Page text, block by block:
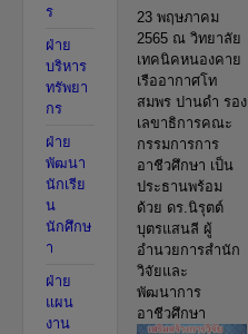
ร
ฝ่าย
บริหาร
ทรัพยา
กร
ฝ่าย
พัฒนา
นักเรีย
น
นักศึกษ
า
ฝ่าย
แผน
งาน
23 พฤษภาคม
2565 ณ วิทยาลัย
เทคนิคหนองคาย
เรืออากาศโท
สมพร ปานดำ รอง
เลขาธิการคณะ
กรรมการการ
อาชีวศึกษา เป็น
ประธานพร้อม
ด้วย ดร.นิรุตต์
บุตรแสนลี ผู้
อำนวยการสำนัก
วิจัยและ
พัฒนาการ
อาชีวศึกษา